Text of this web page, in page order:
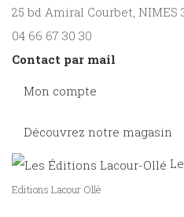
25 bd Amiral Courbet, NIMES
04 66 67 30 30
Contact par mail
Mon compte
Découvrez notre magasin
Editions Lacour Ollé